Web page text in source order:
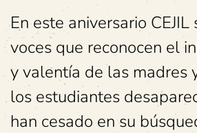
En este aniversario
voces que reconocen el
y valentía de las madres
los estudiantes
han cesado en su